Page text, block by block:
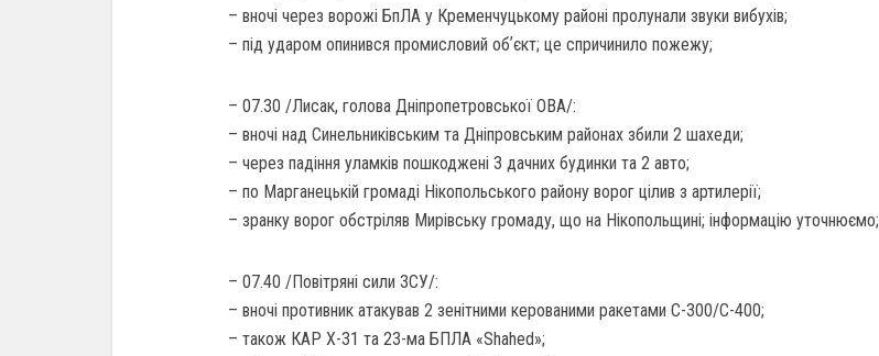
– вночі через ворожі БпЛА у Кременчуцькому районі пролунали звуки вибухів;
– під ударом опинився промисловий обʼєкт; це спричинило пожежу;
– 07.30 /Лисак, голова Дніпропетровської ОВА/:
– вночі над Синельниківським та Дніпровським районах збили 2 шахеди;
– через падіння уламків пошкоджені 3 дачних будинки та 2 авто;
– по Марганецькій громаді Нікопольського району ворог цілив з артилерії;
– зранку ворог обстріляв Мирівську громаду, що на Нікопольщині; інформацію уточнюємо;
– 07.40 /Повітряні сили ЗСУ/:
– вночі противник атакував 2 зенітними керованими ракетами С-300/С-400;
– також КАР Х-31 та 23-ма БПЛА «Shahed»;